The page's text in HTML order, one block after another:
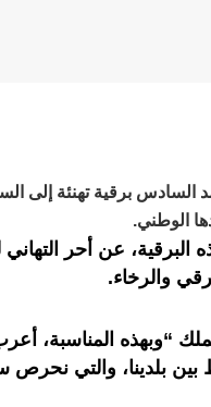
برقية تهنئة إلى
الوطني.
عن أحر
والرخاء.
“وبهذه المناسبة،
بين بلدينا، والتي